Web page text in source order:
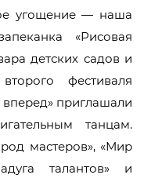
угощение — наша
«Рисовая
детских садов и
фестиваля
приглашали
танцам.
мастеров», «Мир
талантов» и